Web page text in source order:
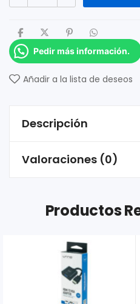
Pedir más información.
Añadir a la lista de deseos
Descripción
Valoraciones (0)
Productos